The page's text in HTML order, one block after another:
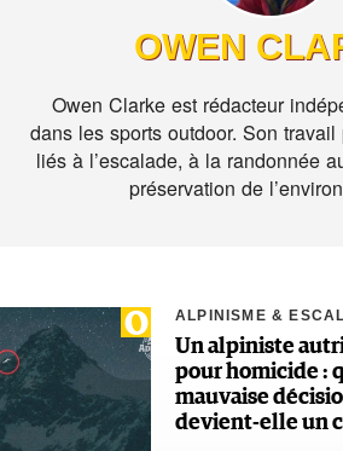
OWEN
Owen Clarke est rédacteur
dans les sports outdoor. Son
liés à l’escalade, à la randonnée
préservation de
ALPINISME &
Un alpiniste
pour homicide :
mauvaise
devient-elle un